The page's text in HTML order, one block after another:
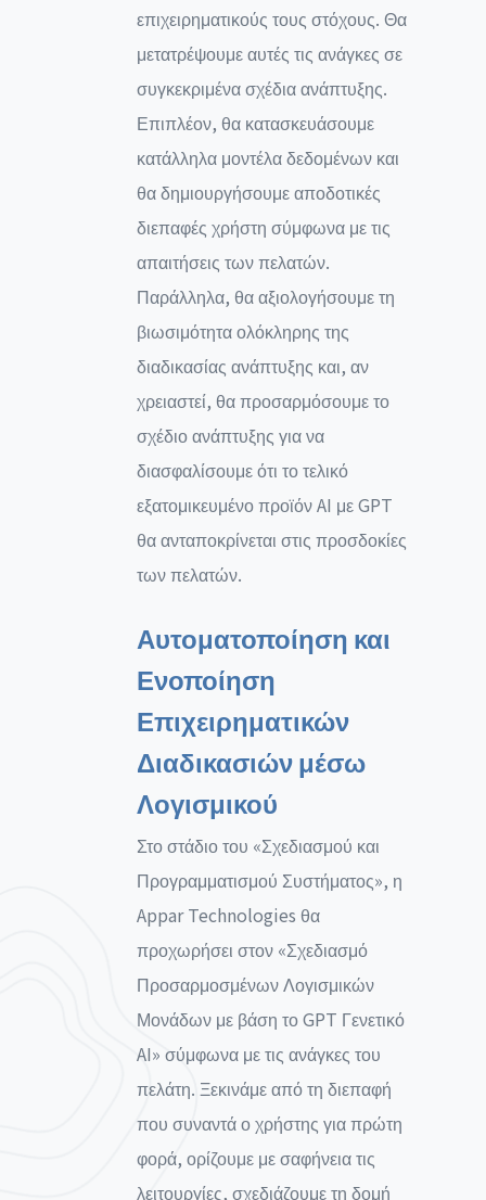
επιχειρηματικούς τους στόχους. Θα
μετατρέψουμε αυτές τις ανάγκες σε
συγκεκριμένα σχέδια ανάπτυξης.
Επιπλέον, θα κατασκευάσουμε
κατάλληλα μοντέλα δεδομένων και
θα δημιουργήσουμε αποδοτικές
διεπαφές χρήστη σύμφωνα με τις
απαιτήσεις των πελατών.
Παράλληλα, θα αξιολογήσουμε τη
βιωσιμότητα ολόκληρης της
διαδικασίας ανάπτυξης και, αν
χρειαστεί, θα προσαρμόσουμε το
σχέδιο ανάπτυξης για να
διασφαλίσουμε ότι το τελικό
εξατομικευμένο προϊόν AI με GPT
θα ανταποκρίνεται στις προσδοκίες
των πελατών.
Αυτοματοποίηση και
Ενοποίηση
Επιχειρηματικών
Διαδικασιών μέσω
Λογισμικού
Στο στάδιο του «Σχεδιασμού και
Προγραμματισμού Συστήματος», η
Appar Technologies θα
προχωρήσει στον «Σχεδιασμό
Προσαρμοσμένων Λογισμικών
Μονάδων με βάση το GPT Γενετικό
AI» σύμφωνα με τις ανάγκες του
πελάτη. Ξεκινάμε από τη διεπαφή
που συναντά ο χρήστης για πρώτη
φορά, ορίζουμε με σαφήνεια τις
λειτουργίες, σχεδιάζουμε τη δομή